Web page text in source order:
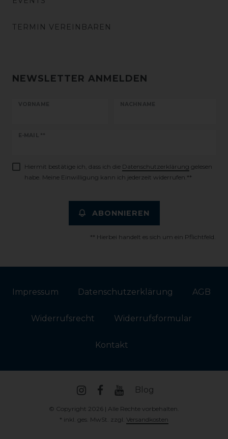
TERMIN VEREINBAREN
NEWSLETTER ANMELDEN
VORNAME NACHNAME
E-MAIL **
Newsletter
Hiermit bestätige ich, dass ich die Daten­schutz­erklärung gelesen
habe. Meine Einwilligung kann ich jederzeit widerrufen.**
ABONNIEREN
** Hierbei handelt es sich um ein Pflichtfeld.
Impressum Daten­schutz­erklärung AGB
Widerrufs­recht Widerrufs­formular
Kontakt
Blog
© Copyright 2026 | Alle Rechte vorbehalten.
* inkl. ges. MwSt. zzgl. Versandkosten